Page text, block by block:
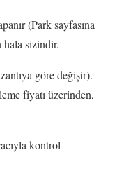
(Park sayfasına
sizindir.
göre değişir).
fiyatı üzerinden,
kontrol